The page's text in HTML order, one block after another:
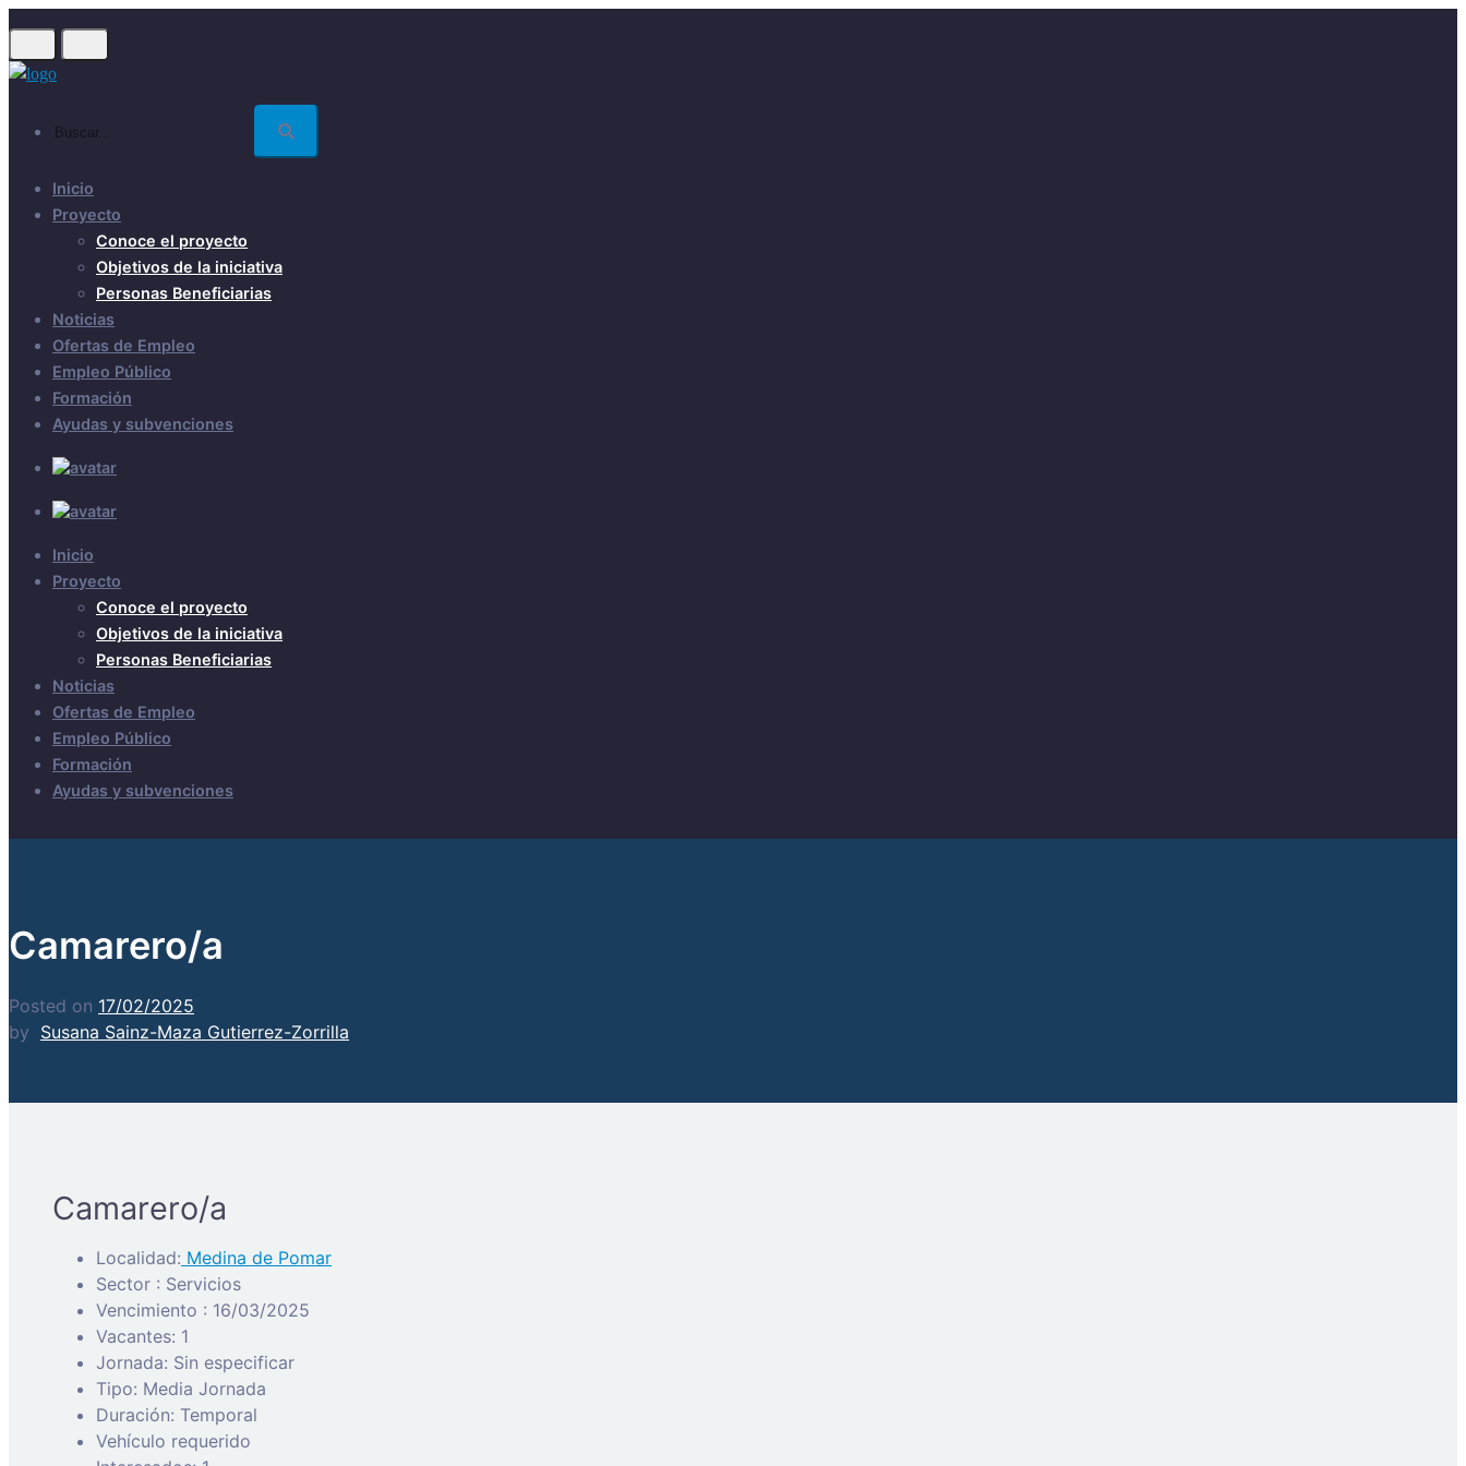
main
Inicio
Proyecto
Conoce el proyecto
Objetivos de la iniciativa
Personas Beneficiarias
Noticias
Ofertas de Empleo
Empleo Público
Formación
Ayudas y subvenciones
Inicio
Proyecto
Conoce el proyecto
Objetivos de la iniciativa
Personas Beneficiarias
Noticias
Ofertas de Empleo
Empleo Público
Formación
Ayudas y subvenciones
Camarero/a
Posted on 17/02/2025
by Susana Sainz-Maza Gutierrez-Zorrilla
Camarero/a
Localidad: Medina de Pomar
Sector : Servicios
Vencimiento : 16/03/2025
Vacantes: 1
Jornada: Sin especificar
Tipo: Media Jornada
Duración: Temporal
Vehículo requerido